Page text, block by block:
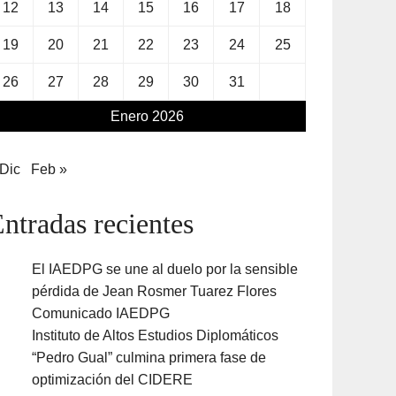
Enero 2026
12 13 14 15 16 17 18
19 20 21 22 23 24 25
26 27 28 29 30 31
Feb »
recientes
El IAEDPG se une al duelo por la sensible
pérdida de Jean Rosmer Tuarez Flores
Comunicado IAEDPG
Instituto de Altos Estudios Diplomáticos
“Pedro Gual” culmina primera fase de
optimización del CIDERE